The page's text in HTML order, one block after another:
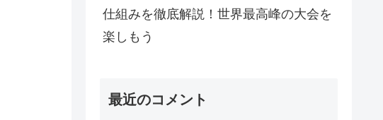
仕組みを徹底解説！世界最高峰の大会を
楽しもう
最近のコメント